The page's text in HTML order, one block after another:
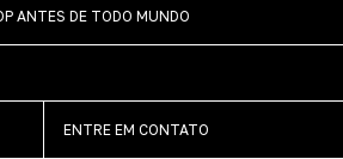
ANTES DE TODO MUNDO
ENTRE EM CONTATO